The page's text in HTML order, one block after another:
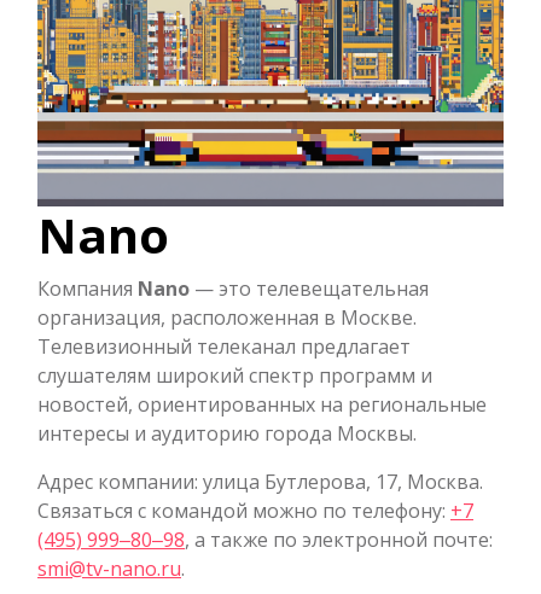
Nano
Компания Nano — это телевещательная
организация, расположенная в Москве.
Телевизионный телеканал предлагает
слушателям широкий спектр программ и
новостей, ориентированных на региональные
интересы и аудиторию города Москвы.
Адрес компании: улица Бутлерова, 17, Москва.
Связаться с командой можно по телефону: +7
(495) 999‒80‒98, а также по электронной почте:
smi@tv-nano.ru.